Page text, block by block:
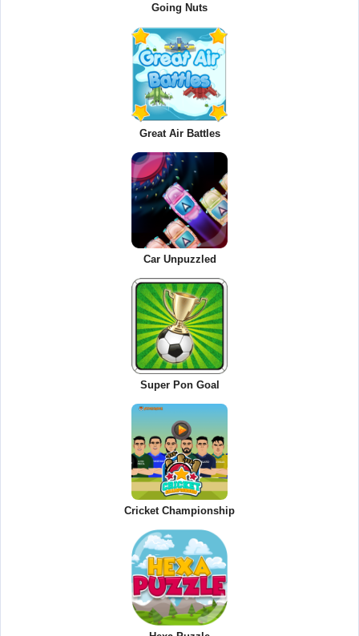
Going Nuts
Great Air Battles
Car Unpuzzled
Super Pon Goal
Cricket Championship